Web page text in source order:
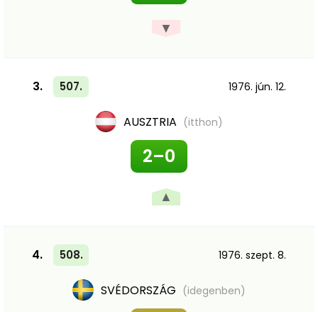
▼
3. 507. 1976. jún. 12.
AUSZTRIA (itthon)
2–0
▲
4. 508. 1976. szept. 8.
SVÉDORSZÁG (idegenben)